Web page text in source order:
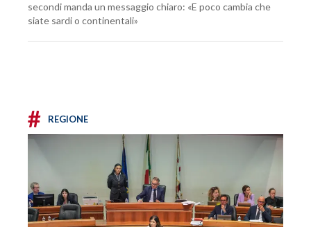
secondi manda un messaggio chiaro: «E poco cambia che
siate sardi o continentali»
# REGIONE